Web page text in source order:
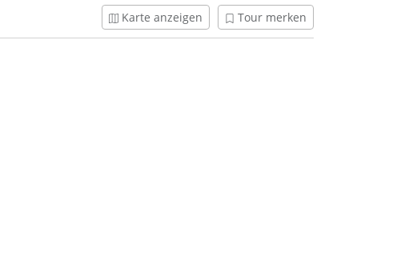
Karte anzeigen Tour merken